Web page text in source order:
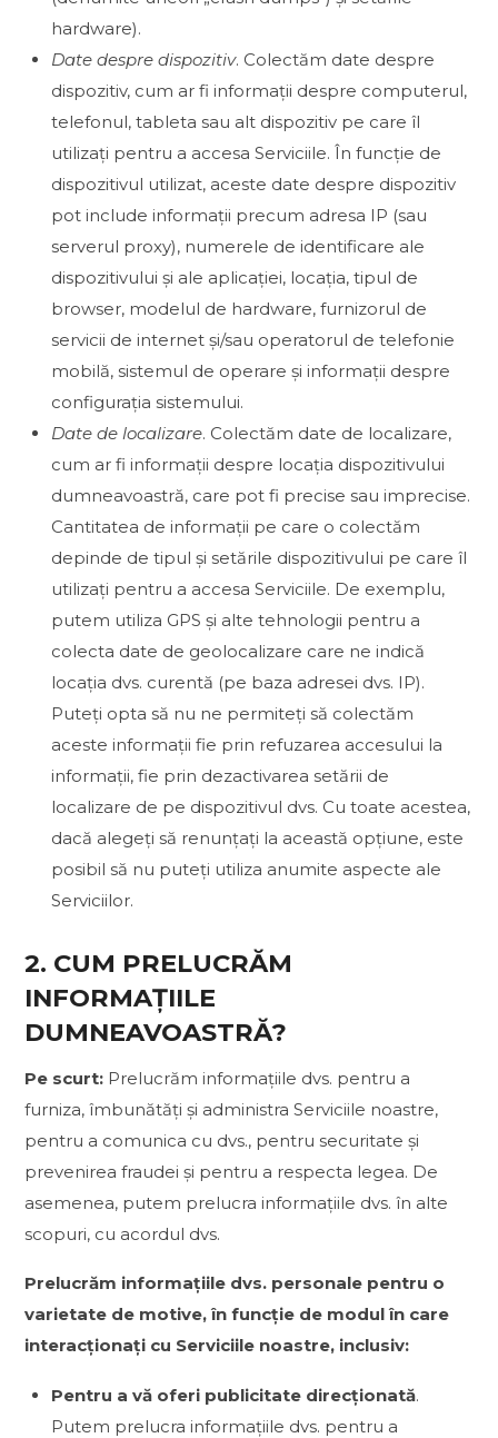
hardware).
Date despre dispozitiv. Colectăm date despre
dispozitiv, cum ar fi informații despre computerul,
telefonul, tableta sau alt dispozitiv pe care îl
utilizați pentru a accesa Serviciile. În funcție de
dispozitivul utilizat, aceste date despre dispozitiv
pot include informații precum adresa IP (sau
serverul proxy), numerele de identificare ale
dispozitivului și ale aplicației, locația, tipul de
browser, modelul de hardware, furnizorul de
servicii de internet și/sau operatorul de telefonie
mobilă, sistemul de operare și informații despre
configurația sistemului.
Date de localizare. Colectăm date de localizare,
cum ar fi informații despre locația dispozitivului
dumneavoastră, care pot fi precise sau imprecise.
Cantitatea de informații pe care o colectăm
depinde de tipul și setările dispozitivului pe care îl
utilizați pentru a accesa Serviciile. De exemplu,
putem utiliza GPS și alte tehnologii pentru a
colecta date de geolocalizare care ne indică
locația dvs. curentă (pe baza adresei dvs. IP).
Puteți opta să nu ne permiteți să colectăm
aceste informații fie prin refuzarea accesului la
informații, fie prin dezactivarea setării de
localizare de pe dispozitivul dvs. Cu toate acestea,
dacă alegeți să renunțați la această opțiune, este
posibil să nu puteți utiliza anumite aspecte ale
Serviciilor.
2. CUM PRELUCRĂM
INFORMAȚIILE
DUMNEAVOASTRĂ?
Pe scurt: Prelucrăm informațiile dvs. pentru a
furniza, îmbunătăți și administra Serviciile noastre,
pentru a comunica cu dvs., pentru securitate și
prevenirea fraudei și pentru a respecta legea. De
asemenea, putem prelucra informațiile dvs. în alte
scopuri, cu acordul dvs.
Prelucrăm informațiile dvs. personale pentru o
varietate de motive, în funcție de modul în care
interacționați cu Serviciile noastre, inclusiv:
Pentru a vă oferi publicitate direcționată.
Putem prelucra informațiile dvs. pentru a